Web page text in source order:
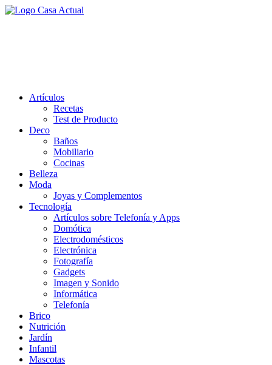
Saltar
Artículos
Recetas
Test de Producto
Deco
Baños
Mobiliario
Cocinas
Belleza
Moda
Joyas y Complementos
Tecnología
Artículos sobre Telefonía y Apps
Domótica
Electrodomésticos
Electrónica
Fotografía
Gadgets
Imagen y Sonido
Informática
Telefonía
Brico
Nutrición
Jardín
Infantil
Mascotas